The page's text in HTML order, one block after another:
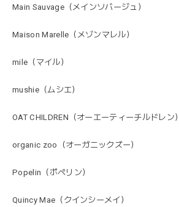
Main Sauvage（メインソバージュ）
Maison Marelle（メゾンマレル）
mile（マイル）
mushie（ムシエ）
OAT CHILDREN（オーエーティーチルドレン）
organic zoo（オーガニックズー）
Popelin（ポペリン）
Quincy Mae（クインシーメイ）